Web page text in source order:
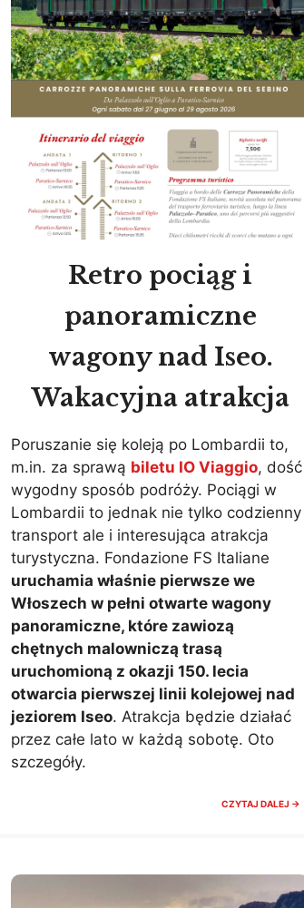
Retro pociąg i
panoramiczne
wagony nad Iseo.
Wakacyjna atrakcja
Poruszanie się koleją po Lombardii to,
m.in. za sprawą biletu IO Viaggio, dość
wygodny sposób podróży. Pociągi w
Lombardii to jednak nie tylko codzienny
transport ale i interesująca atrakcja
turystyczna. Fondazione FS Italiane
uruchamia właśnie pierwsze we
Włoszech w pełni otwarte wagony
panoramiczne, które zawiozą
chętnych malowniczą trasą
uruchomioną z okazji 150. lecia
otwarcia pierwszej linii kolejowej nad
jeziorem Iseo. Atrakcja będzie działać
przez całe lato w każdą sobotę. Oto
szczegóły.
CZYTAJ DALEJ →